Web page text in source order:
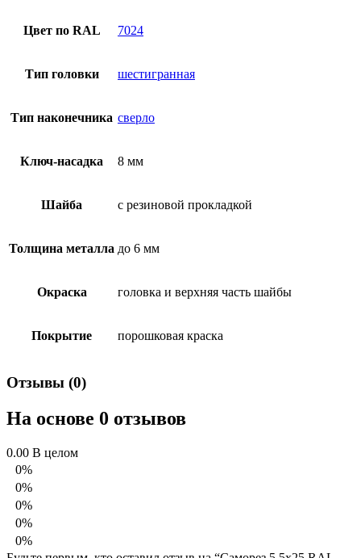
Цвет по RAL 7024
Тип головки шестигранная
Тип наконечника сверло
Ключ-насадка 8 мм
Шайба с резиновой прокладкой
Толщина металла до 6 мм
Окраска головка и верхняя часть шайбы
Покрытие порошковая краска
Отзывы (0)
На основе 0 отзывов
0.00 В целом
0%
0%
0%
0%
0%